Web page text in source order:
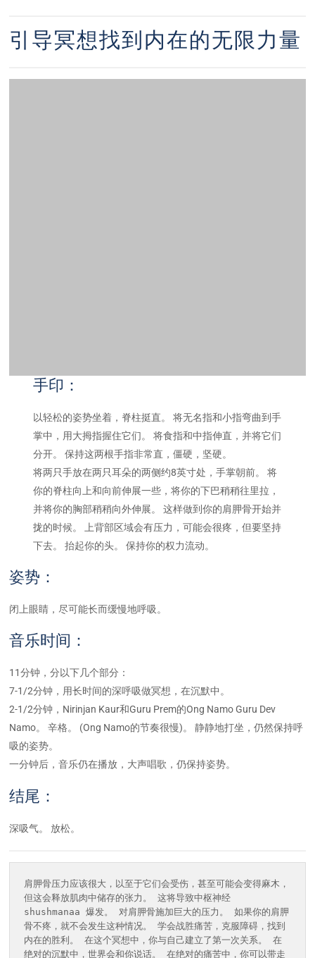
引导冥想找到内在的无限力量
手印：
以轻松的姿势坐着，脊柱挺直。 将无名指和小指弯曲到手
掌中，用大拇指握住它们。 将食指和中指伸直，并将它们
分开。 保持这两根手指非常直，僵硬，坚硬。
将两只手放在两只耳朵的两侧约8英寸处，手掌朝前。 将
你的脊柱向上和向前伸展一些，将你的下巴稍稍往里拉，
并将你的胸部稍稍向外伸展。 这样做到你的肩胛骨开始并
拢的时候。 上背部区域会有压力，可能会很疼，但要坚持
下去。 抬起你的头。 保持你的权力流动。
姿势：
闭上眼睛，尽可能长而缓慢地呼吸。
音乐时间：
11分钟，分以下几个部分：
7-1/2分钟，用长时间的深呼吸做冥想，在沉默中。
2-1/2分钟，Nirinjan Kaur和Guru Prem的Ong Namo Guru Dev
Namo。 辛格。 (Ong Namo的节奏很慢)。 静静地打坐，仍然保持呼
吸的姿势。
一分钟后，音乐仍在播放，大声唱歌，仍保持姿势。
结尾：
深吸气。 放松。
肩胛骨压力应该很大，以至于它们会受伤，甚至可能会变得麻木，
但这会释放肌肉中储存的张力。 这将导致中枢神经
shushmanaa 爆发。 对肩胛骨施加巨大的压力。 如果你的肩胛
骨不疼，就不会发生这种情况。 学会战胜痛苦，克服障碍，找到
内在的胜利。 在这个冥想中，你与自己建立了第一次关系。 在
绝对的沉默中，世界会和你说话。 在绝对的痛苦中，你可以带走